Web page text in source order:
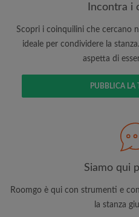
Visualizza le stanze
Ricevi
annunci di stanze
Effettua richieste di
Fai sapere ai
Incontra i
Scopri i coinquilini che cercano
ideale per condividere la
aspetta di
PUBBLICA LA
Siamo qui
Roomgo è qui con strumenti e
la stanza